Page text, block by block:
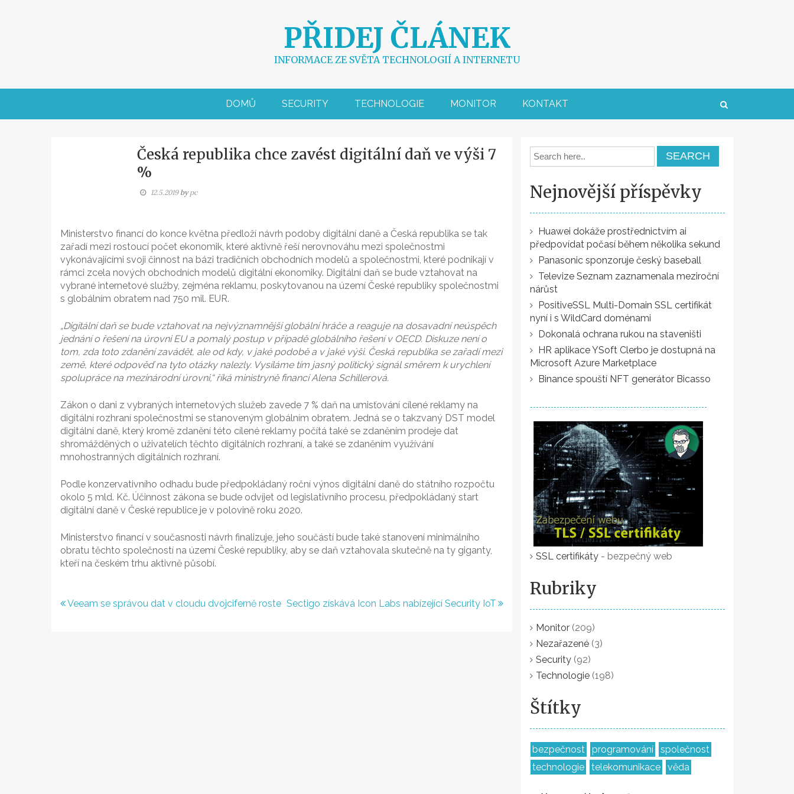
PŘIDEJ ČLÁNEK
INFORMACE ZE SVĚTA TECHNOLOGIÍ A INTERNETU
DOMŮ SECURITY TECHNOLOGIE MONITOR KONTAKT
Česká republika chce zavést digitální daň ve výši 7
%
12.5.2019bypc
Ministerstvo financí do konce května předloží návrh podoby digitální daně a Česká republika se tak
zařadí mezi rostoucí počet ekonomik, které aktivně řeší nerovnováhu mezi společnostmi
vykonávajícími svoji činnost na bázi tradičních obchodních modelů a společnostmi, které podnikají v
rámci zcela nových obchodních modelů digitální ekonomiky. Digitální daň se bude vztahovat na
vybrané internetové služby, zejména reklamu, poskytovanou na území České republiky společnostmi
s globálním obratem nad 750 mil. EUR.
„Digitální daň se bude vztahovat na nejvýznamnější globální hráče a reaguje na dosavadní neúspěch
jednání o řešení na úrovni EU a pomalý postup v případě globálního řešení v OECD. Diskuze není o
tom, zda toto zdanění zavádět, ale od kdy, v jaké podobě a v jaké výši. Česká republika se zařadí mezi
země, které odpověď na tyto otázky nalezly. Vysíláme tím jasný politický signál směrem k urychlení
spolupráce na mezinárodní úrovni,“ říká ministryně financí Alena Schillerová.
Zákon o dani z vybraných internetových služeb zavede 7 % daň na umisťování cílené reklamy na
digitální rozhraní společnostmi se stanoveným globálním obratem. Jedná se o takzvaný DST model
digitální daně, který kromě zdanění této cílené reklamy počítá také se zdaněním prodeje dat
shromážděných o uživatelích těchto digitálních rozhraní, a také se zdaněním využívání
mnohostranných digitálních rozhraní.
Podle konzervativního odhadu bude předpokládaný roční výnos digitální daně do státního rozpočtu
okolo 5 mld. Kč. Účinnost zákona se bude odvíjet od legislativního procesu, předpokládaný start
digitální daně v České republice je v polovině roku 2020.
Ministerstvo financí v současnosti návrh finalizuje, jeho součástí bude také stanovení minimálního
obratu těchto společností na území České republiky, aby se daň vztahovala skutečně na ty giganty,
kteří na českém trhu aktivně působí.
Navigace
Veeam se správou dat v cloudu dvojciferně roste Sectigo získává Icon Labs nabízející Security IoT
Nejnovější příspěvky
Huawei dokáže prostřednictvím ai
předpovídat počasí během několika sekund
Panasonic sponzoruje český baseball
Televize Seznam zaznamenala meziroční
nárůst
PositiveSSL Multi-Domain SSL certifikát
nyní i s WildCard doménami
Dokonalá ochrana rukou na staveništi
HR aplikace YSoft Clerbo je dostupná na
Microsoft Azure Marketplace
Binance spouští NFT generátor Bicasso
SSL certifikáty - bezpečný web
Rubriky
Monitor (209)
Nezařazené (3)
Security (92)
Technologie (198)
Štítky
bezpečnost programování
společnost
technologie
telekomunikace věda